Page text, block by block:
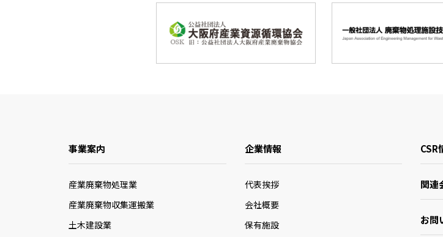
事業案内
産業廃棄物処理業
産業廃棄物収集運搬業
土木建設業
企業情報
代表挨拶
会社概要
保有施設
CSR
関連
お問